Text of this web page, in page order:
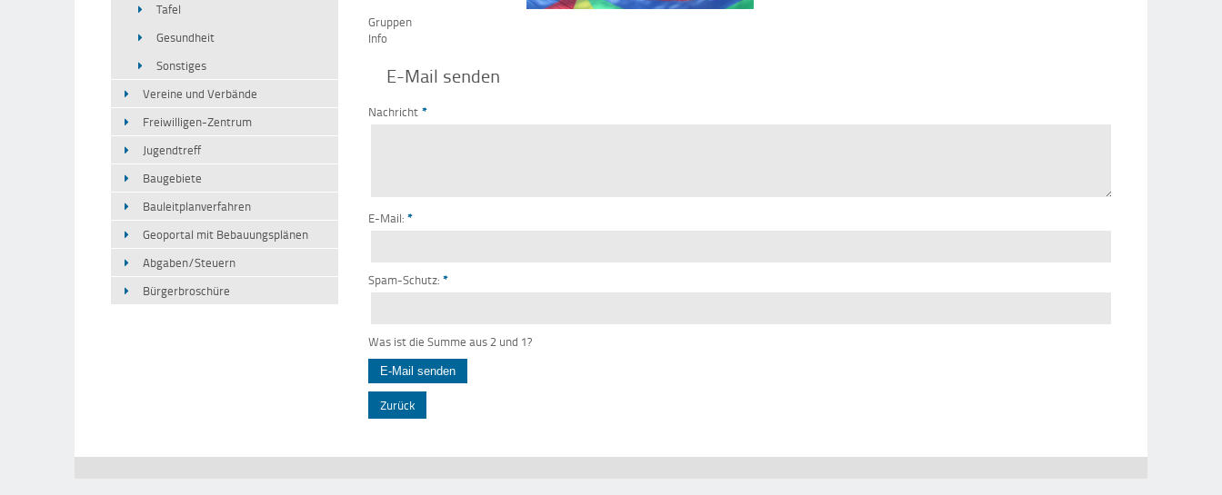
Tafel
Gesundheit
Sonstiges
Vereine und Verbände
Freiwilligen-Zentrum
Jugendtreff
Baugebiete
Bauleitplanverfahren
Geoportal mit Bebauungsplänen
Abgaben/Steuern
Bürgerbroschüre
Gruppen
Info
E-Mail senden
Nachricht *
E-Mail: *
Spam-Schutz: *
Was ist die Summe aus 2 und 1?
Zurück